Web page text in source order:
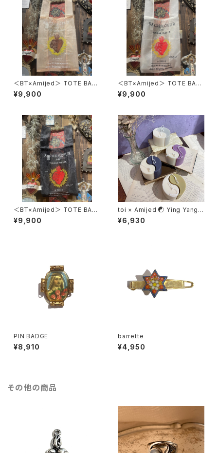
＜BT×Amijed＞ TOTE BAG
- VINTAGE PINK -
¥9,900
＜BT×Amijed＞ TOTE BAG
- WHITE -
¥9,900
＜BT×Amijed＞ TOTE BAG
- BLACK -
¥9,900
toi × Amijed ☯ Ying Yang c
andle
¥6,930
PIN BADGE
¥8,910
barrette
¥4,950
その他の商品